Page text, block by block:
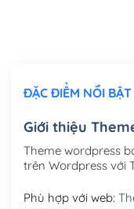
Mua thêm Host +
Tên miền
Tên miền Việt
ĐẶC ĐIỂM NỔI BẬT
Giới thiệu
Theme wordpress
trên Wordpress với
Phù hợp với web: